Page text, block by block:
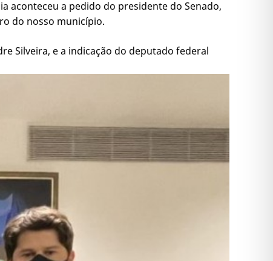
aconteceu a pedido do presidente do Senado,
do nosso município.
Silveira, e a indicação do deputado federal